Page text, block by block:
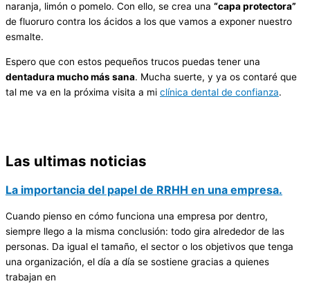
naranja, limón o pomelo. Con ello, se crea una “capa protectora”
de fluoruro contra los ácidos a los que vamos a exponer nuestro
esmalte.
Espero que con estos pequeños trucos puedas tener una
dentadura mucho más sana. Mucha suerte, y ya os contaré que
tal me va en la próxima visita a mi clínica dental de confianza.
Las ultimas noticias
La importancia del papel de RRHH en una empresa.
Cuando pienso en cómo funciona una empresa por dentro,
siempre llego a la misma conclusión: todo gira alrededor de las
personas. Da igual el tamaño, el sector o los objetivos que tenga
una organización, el día a día se sostiene gracias a quienes
trabajan en